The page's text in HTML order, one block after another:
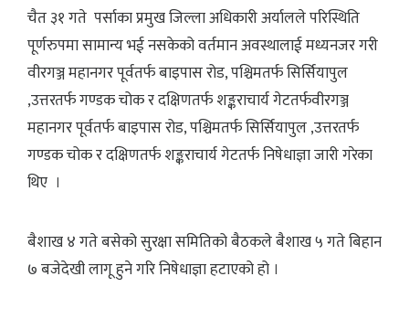
चैत ३१ गते पर्साका प्रमुख जिल्ला अधिकारी अर्यालले परिस्थिति
पूर्णरुपमा सामान्य भई नसकेको वर्तमान अवस्थालाई मध्यनजर गरी
वीरगञ्ज महानगर पूर्वतर्फ बाइपास रोड, पश्चिमतर्फ सिर्सियापुल
,उत्तरतर्फ गण्डक चोक र दक्षिणतर्फ शङ्कराचार्य गेटतर्फवीरगञ्ज
महानगर पूर्वतर्फ बाइपास रोड, पश्चिमतर्फ सिर्सियापुल ,उत्तरतर्फ
गण्डक चोक र दक्षिणतर्फ शङ्कराचार्य गेटतर्फ निषेधाज्ञा जारी गरेका
थिए ।
बैशाख ४ गते बसेको सुरक्षा समितिको बैठकले बैशाख ५ गते बिहान
७ बजेदेखी लागू हुने गरि निषेधाज्ञा हटाएको हो ।